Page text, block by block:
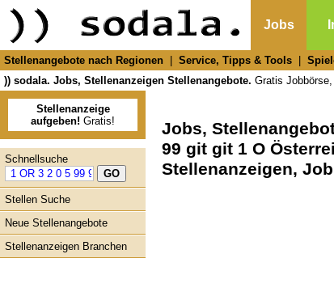
Jobs
Stellenangebote nach Regionen Service, Tipps & Tools
)) sodala. Jobs, Stellenanzeigen Stellenangebote. Gratis
Stellenanzeige
aufgeben! Gratis!
Schnellsuche
Stellen Suche
Neue Stellenangebote
Stellenanzeigen Branchen
Jobs,
99 git git 1 O
Stellenanzeigen,